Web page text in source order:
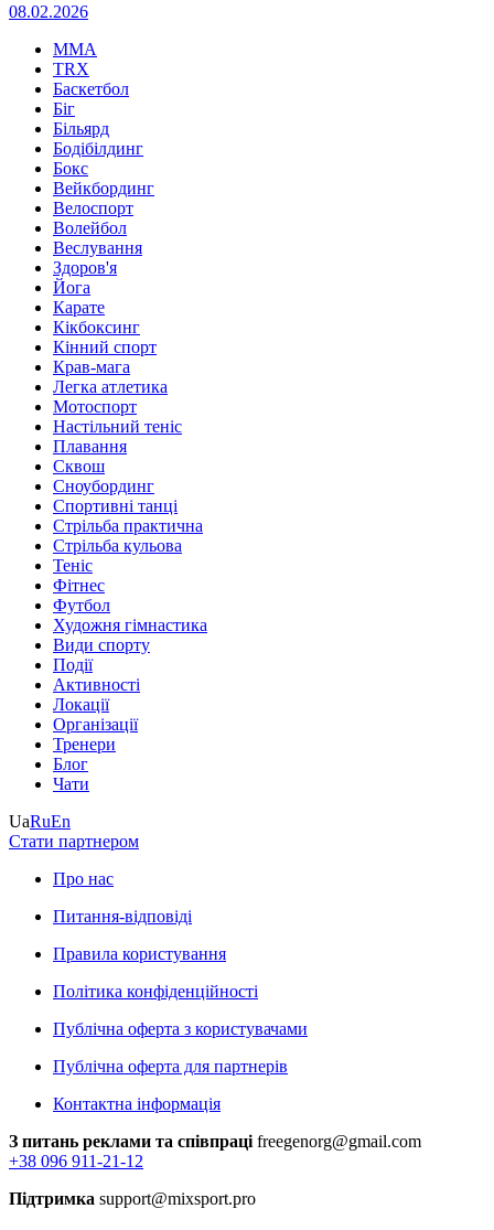
08.02.2026
MMA
TRX
Баскетбол
Біг
Більярд
Бодібілдинг
Бокс
Вейкбординг
Велоспорт
Волейбол
Веслування
Здоров'я
Йога
Карате
Кікбоксинг
Кінний спорт
Крав-мага
Легка атлетика
Мотоспорт
Настільний теніс
Плавання
Сквош
Сноубординг
Спортивні танці
Стрільба практична
Стрільба кульова
Теніс
Фітнес
Футбол
Художня гімнастика
Види спорту
Події
Активності
Локації
Організації
Тренери
Блог
Чати
UaRuEn
Стати партнером
Про нас
Питання-відповіді
Правила користування
Політика конфіденційності
Публічна оферта з користувачами
Публічна оферта для партнерів
Контактна інформація
З питань реклами та співпраці freegenorg@gmail.com
+38 096 911-21-12
Підтримка support@mixsport.pro